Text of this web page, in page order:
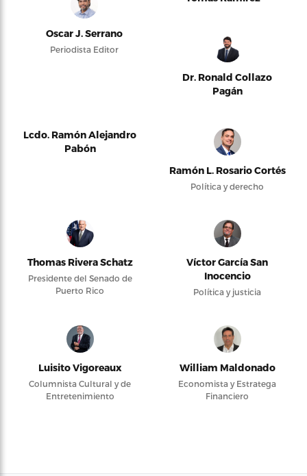
Oscar J. Serrano
Periodista Editor
Dr. Ronald Collazo
Pagán
Lcdo. Ramón Alejandro
Pabón
Ramón L. Rosario Cortés
Política y derecho
Thomas Rivera Schatz
Presidente del Senado de
Puerto Rico
Víctor García San
Inocencio
Política y justicia
Luisito Vigoreaux
Columnista Cultural y de
Entretenimiento
William Maldonado
Economista y Estratega
Financiero